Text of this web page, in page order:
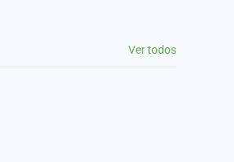
Ver todos